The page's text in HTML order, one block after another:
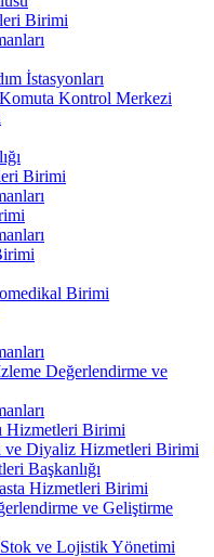
Birimi
İstasyonları
Kontrol Merkezi
Birimi
Birimi
Değerlendirme ve
Hizmetleri Birimi
Diyaliz Hizmetleri Birimi
Başkanlığı
Hizmetleri Birimi
ve Geliştirme
ve Lojistik Yönetimi